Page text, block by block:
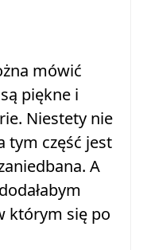
mówić
piękne i
Niestety nie
tym część jest
A
którym się po